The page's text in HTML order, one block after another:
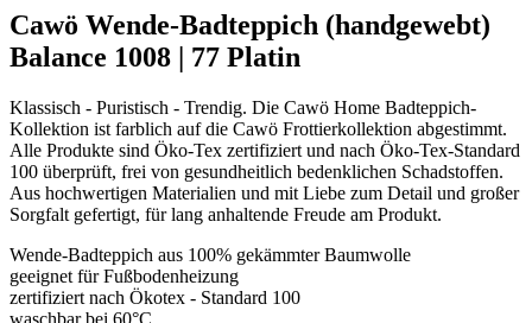
Cawö Wende-Badteppich (handgewebt)
Balance 1008 | 77 Platin
Klassisch - Puristisch - Trendig. Die Cawö Home Badteppich-
Kollektion ist farblich auf die Cawö Frottierkollektion abgestimmt.
Alle Produkte sind Öko-Tex zertifiziert und nach Öko-Tex-Standard
100 überprüft, frei von gesundheitlich bedenklichen Schadstoffen.
Aus hochwertigen Materialien und mit Liebe zum Detail und großer
Sorgfalt gefertigt, für lang anhaltende Freude am Produkt.
Wende-Badteppich aus 100% gekämmter Baumwolle
geeignet für Fußbodenheizung
zertifiziert nach Ökotex - Standard 100
waschbar bei 60°C